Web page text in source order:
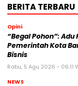
BERITA TERBARU
Opini
“Begal Pohon”:
Pemerintah Kota
Bisnis
Rabu, 5 Agu 2026 - 06:11
NEWS